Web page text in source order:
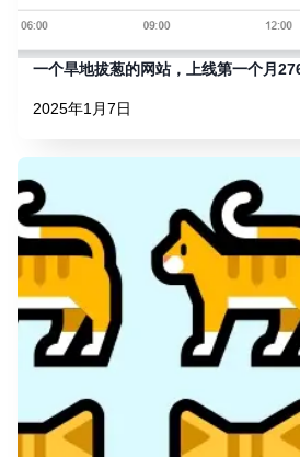
一个旱地拔葱的网站，上线第一个月
2025年1月7日